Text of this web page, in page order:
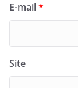
E-mail*
Site